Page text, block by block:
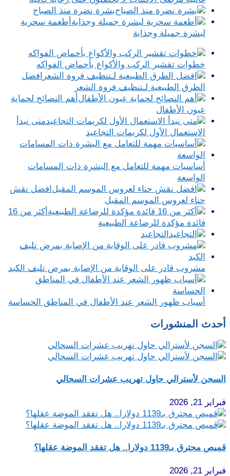
بشرة نضرة منذ الصباح
أطعمة سحرية
لبشرة جميلة وجذابة
خطوات تقشير الركب والأكواع بأحماض الفواكه
افضل
الطرق الطبيعية لـتنظيف فروة الشعر
أهم النصائح لحماية
عيون الأطفال
متى نبدأ
الاستعمال الأول لكريمات التجاعيد
أساسيات مهمة للتعامل مع البشرة ذات المسامات
الواسعة
افضل نقش
حناء لعروس الموسم المقبل
أكثر من 16
فائدة مؤكدة للرضاعة الطبيعية
التجاعيد
مشروب قادر على الوقاية من الإصابة بمرض تليف الكبد
أسباب ظهور الشعر عند الأطفال في المناطق الحساسة
أحدث المنشورات
السجن لأسترالي حاول تهريب عشرات السحالي
فبراير 21, 2026
قميص محترق بـ1139 دولارا.. هل تفقد الموضة عقلها؟
فبراير 21, 2026